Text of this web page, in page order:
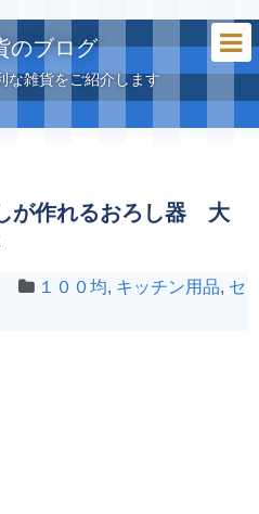
のブログ
な雑貨をご紹介します
が作れるおろし器 大
１００均, キッチン用品, セ